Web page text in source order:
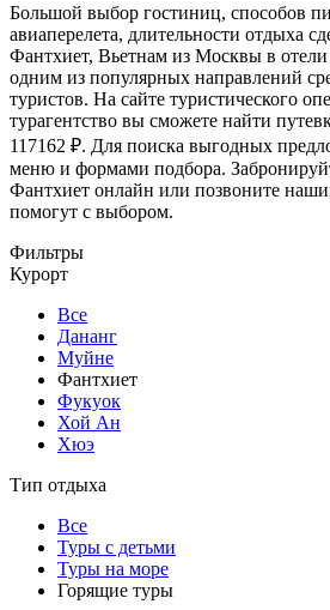
Большой выбор гостиниц, способов
авиаперелета, длительности отдыха
Фантхиет, Вьетнам из Москвы в отели
одним из популярных направлений
туристов. На сайте туристического
турагентство вы сможете найти
117162 ₽. Для поиска выгодных
меню и формами подбора.
Фантхиет онлайн или позвоните
помогут с выбором.
Фильтры
Курорт
Все
Дананг
Муйне
Фантхиет
Фукуок
Хой Ан
Хюэ
Тип отдыха
Все
Туры с детьми
Туры на море
Горящие туры